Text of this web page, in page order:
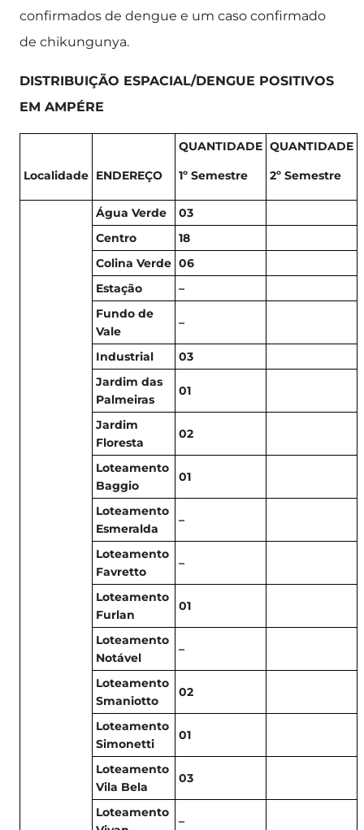
confirmados de dengue e um caso confirmado
de chikungunya.
DISTRIBUIÇÃO ESPACIAL/DENGUE POSITIVOS
EM AMPÉRE
Localidade ENDEREÇO
QUANTIDADE
1º Semestre
QUANTIDADE
2º Semestre
Água Verde
03
Centro
18
Colina Verde 06
Estação
–
Fundo de
Vale
–
Industrial
03
Jardim das
Palmeiras
01
Jardim
Floresta
02
Loteamento
Baggio
01
Loteamento
Esmeralda
–
Loteamento
Favretto
–
Loteamento
Furlan
01
Loteamento
Notável
–
Loteamento
Smaniotto
02
Loteamento
Simonetti
01
Loteamento
Vila Bela
03
Loteamento
–